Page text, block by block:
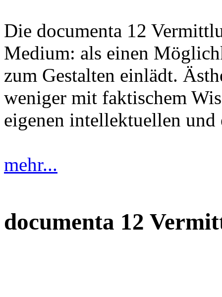
Die documenta 12
Medium: als einen
zum Gestalten einlädt.
weniger mit faktischem
eigenen intellektuellen und
mehr...
documenta 12